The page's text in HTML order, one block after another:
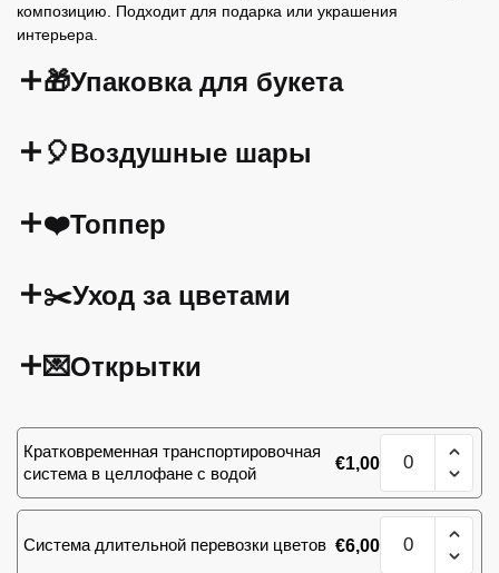
композицию. Подходит для подарка или украшения
интерьера.
🎁Упаковка для букета
🎈Воздушные шары
❤️Топпер
✂️Уход за цветами
💌Открытки
Кратковременная транспортировочная
система в целлофане с водой
€1,00
Количество
товара
15
красных
роз
Система длительной перевозки цветов €6,00
Количество
товара